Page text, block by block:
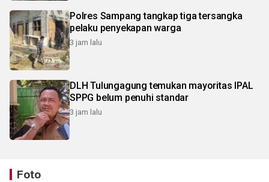
Polres Sampang tangkap tiga tersangka
pelaku penyekapan warga
3 jam lalu
DLH Tulungagung temukan mayoritas IPAL
SPPG belum penuhi standar
3 jam lalu
Foto